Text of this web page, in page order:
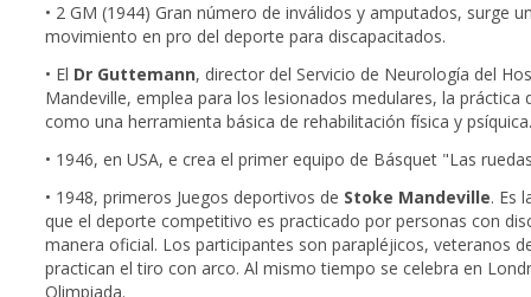
• 2 GM (1944) Gran número de inválidos y amputados, surge
movimiento en pro del deporte para discapacitados.
• El Dr Guttemann, director del Servicio de Neurología del
Mandeville, emplea para los lesionados medulares, la práctica
como una herramienta básica de rehabilitación física y psíquica.
• 1946, en USA, e crea el primer equipo de Básquet "Las
• 1948, primeros Juegos deportivos de Stoke Mandeville. Es
que el deporte competitivo es practicado por personas con
manera oficial. Los participantes son parapléjicos, veteranos
practican el tiro con arco. Al mismo tiempo se celebra en
Olimpiada.